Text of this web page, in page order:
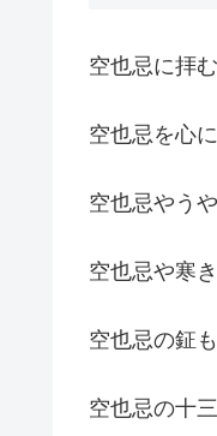
空也忌に拝
空也忌を心
空也忌やう
空也忌や寒
空也忌の鉦
空也忌の十